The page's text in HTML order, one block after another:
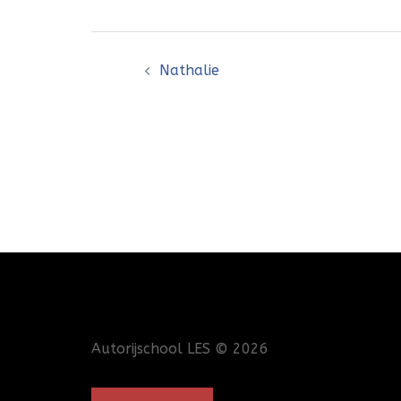
Bericht
Nathalie
Autorijschool LES © 2026